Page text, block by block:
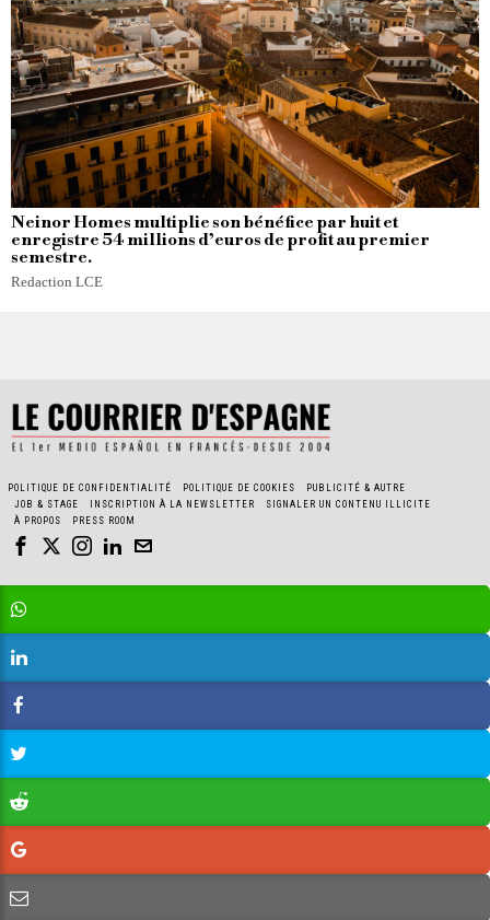
Neinor Homes multiplie son bénéfice par huit et
enregistre 54 millions d’euros de profit au premier
semestre.
Redaction LCE
POLITIQUE DE CONFIDENTIALITÉ POLITIQUE DE COOKIES
PUBLICITÉ & AUTRE
JOB & STAGE
INSCRIPTION À LA NEWSLETTER
SIGNALER UN CONTENU ILLICITE
À PROPOS
PRESS ROOM